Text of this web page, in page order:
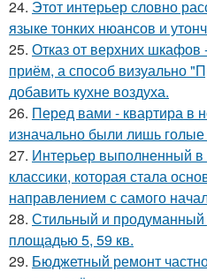
24. Этот интерьер словно
языке тонких нюансов и
25. Отказ от верхних шкафов
приём, а способ визуально
добавить кухне воздуха.
26. Перед вами - квартира в
изначально были лишь
27. Интерьер выполненный в
классики, которая стала
направлением с самого
28. Стильный и продуманный
площадью 5, 59 кв.
29. Бюджетный ремонт